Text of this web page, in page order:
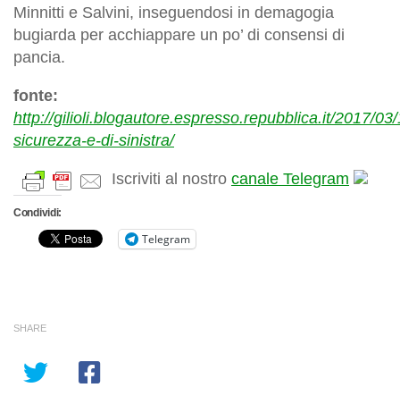
Minnitti e Salvini, inseguendosi in demagogia
bugiarda per acchiappare un po’ di consensi di
pancia.
fonte:
http://gilioli.blogautore.espresso.repubblica.it/2017/
sicurezza-e-di-sinistra/
Iscriviti al nostro canale Telegram
Condividi:
Telegram
SHARE